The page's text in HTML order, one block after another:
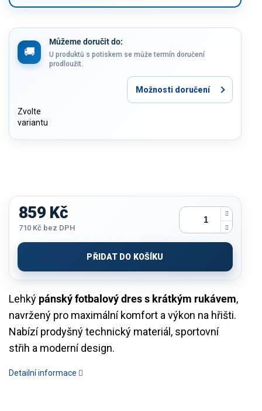
Můžeme doručit do:
Zvolte
variantu
U produktů s potiskem se může termín doručení
prodloužit.
Možnosti doručení
Lehký pánský fotbalový dres s krátkým rukávem,
navržený pro maximální komfort a výkon na hřišti.
Nabízí prodyšný technický materiál, sportovní
střih a moderní design.
Detailní informace
859 Kč
710 Kč bez DPH
cena:
PŘIDAT DO KOŠÍKU